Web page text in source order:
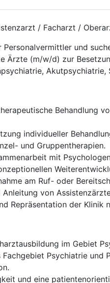
/ Facharzt /
und
Ärzte (m/w/d) zur
Behandlung
individueller
und Gruppentherapien.
mit
am Ruf- oder
Anleitung von
Repräsentation der Klinik
im Gebiet
Psychiatrie und
und eine